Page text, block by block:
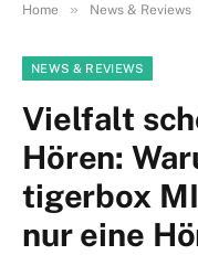
Home » News & Reviews
NEWS & REVIEWS
Vielfalt
Hören:
tigerbox
nur eine